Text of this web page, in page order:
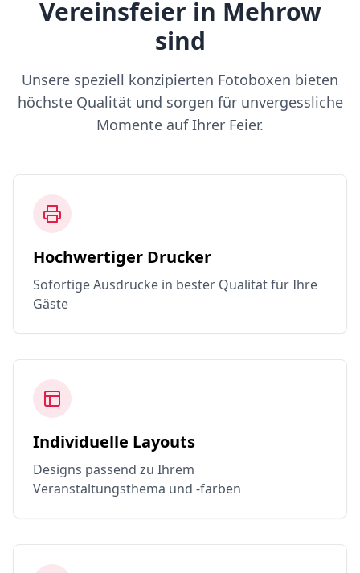
Vereinsfeier in Mehrow
sind
Unsere speziell konzipierten Fotoboxen bieten
höchste Qualität und sorgen für unvergessliche
Momente auf Ihrer Feier.
Hochwertiger Drucker
Sofortige Ausdrucke in bester Qualität für Ihre
Gäste
Individuelle Layouts
Designs passend zu Ihrem
Veranstaltungsthema und -farben